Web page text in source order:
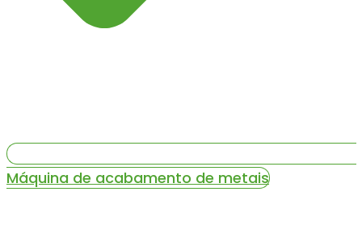
Máquina de acabamento de metais